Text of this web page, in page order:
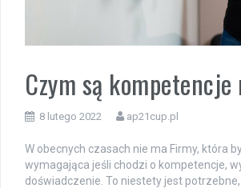
Czym są
8 lutego 2022 ap21cup.pl
W obecnych czasach nie ma Firmy, która
wymagająca jeśli chodzi o kompetencje,
doświadczenie. To niestety jest